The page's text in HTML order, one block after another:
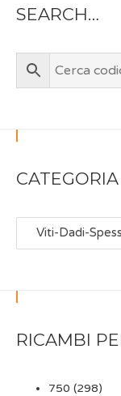
SEARCH…
Viti-Dadi-
RICAMBI
750 (298)